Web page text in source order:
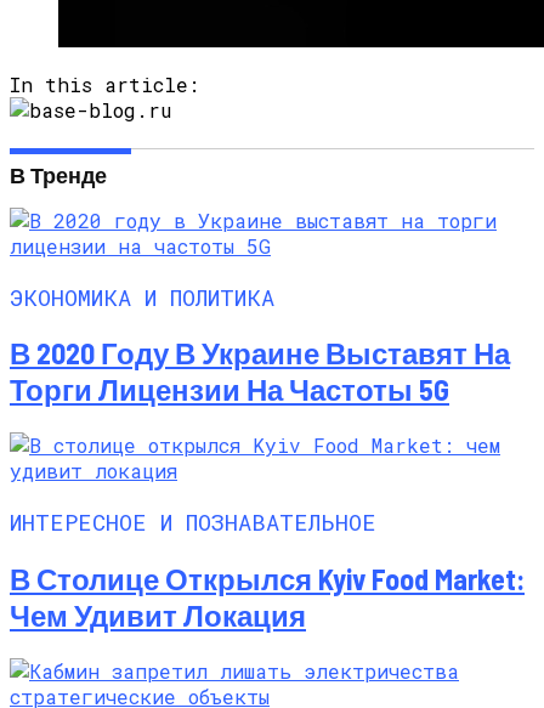
In this article:
В Тренде
ЭКОНОМИКА И ПОЛИТИКА
В 2020 Году В Украине Выставят На
Торги Лицензии На Частоты 5G
ИНТЕРЕСНОЕ И ПОЗНАВАТЕЛЬНОЕ
В Столице Открылся Kyiv Food Market:
Чем Удивит Локация